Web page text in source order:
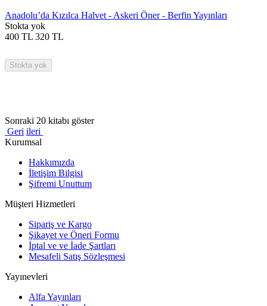
Anadolu’da Kızılca Halvet - Askeri Öner - Berfin Yayınları
Stokta yok
400 TL 320 TL
Stokta yok
Sonraki 20 kitabı göster
Geri ileri
Kurumsal
Hakkımızda
İletişim Bilgisi
Şifremi Unuttum
Müşteri Hizmetleri
Sipariş ve Kargo
Şikayet ve Öneri Formu
İptal ve ve İade Şartları
Mesafeli Satış Sözleşmesi
Yayınevleri
Alfa Yayınları